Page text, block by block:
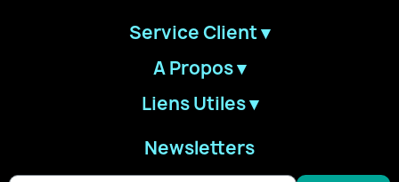
Service Client ▾
A Propos ▾
Liens Utiles ▾
Newsletters